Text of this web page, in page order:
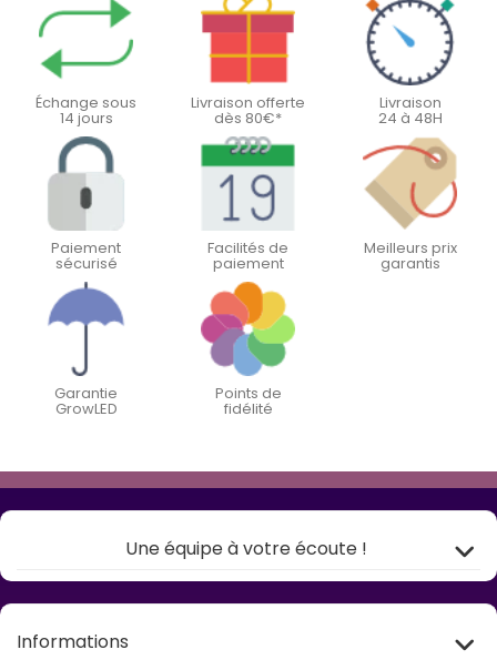
Échange sous
14 jours
Livraison offerte
dès 80€*
Livraison
24 à 48H
Paiement
sécurisé
Facilités de
paiement
Meilleurs prix
garantis
Garantie
GrowLED
Points de
fidélité
Une équipe à votre écoute !
Informations